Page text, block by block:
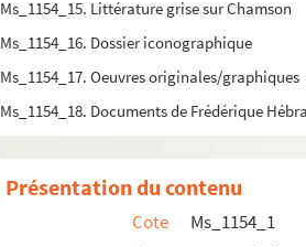
Ms_1154_15. Littérature grise sur Chamson
Ms_1154_16. Dossier iconographique
Ms_1154_17. Oeuvres originales/graphiques
Ms_1154_18. Documents de Frédérique
Présentation du contenu
Cote
Ms_1154_1